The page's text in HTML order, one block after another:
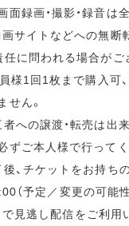
面録画・撮影・録音は
画サイトなどへの無断
任に問われる場合がご
様1回1枚まで購入可
せん。
者への譲渡・転売は出
ずご本人様で行ってく
後、チケットをお持ち
（予定／変更の可能
で見逃し配信をご利用